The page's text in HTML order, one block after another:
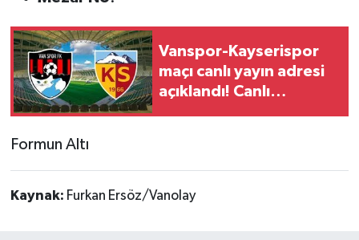
Vanspor-Kayserispor
maçı canlı yayın adresi
açıklandı! Canlı
Formun Altı
Kaynak: Furkan Ersöz/Vanolay